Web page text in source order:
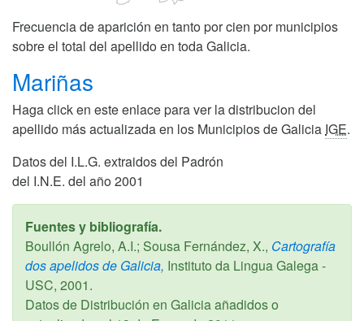
Frecuencia de aparición en tanto por cien por municipios
sobre el total del apellido en toda Galicia.
Mariñas
Haga click en este enlace para ver la distribucion del
apellido más actualizada en los Municipios de Galicia IGE.
Datos del I.L.G. extraidos del Padrón
del I.N.E. del año 2001
Fuentes y bibliografía.
Boullón Agrelo, A.I.; Sousa Fernández, X., Cartografía
dos apelidos de Galicia, Instituto da Lingua Galega -
USC, 2001.
Datos de Distribución en Galicia añadidos o